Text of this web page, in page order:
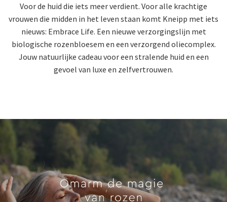
Voor de huid die iets meer verdient. Voor alle krachtige
vrouwen die midden in het leven staan komt Kneipp met iets
nieuws: Embrace Life. Een nieuwe verzorgingslijn met
biologische rozenbloesem en een verzorgend oliecomplex.
Jouw natuurlijke cadeau voor een stralende huid en een
gevoel van luxe en zelfvertrouwen.